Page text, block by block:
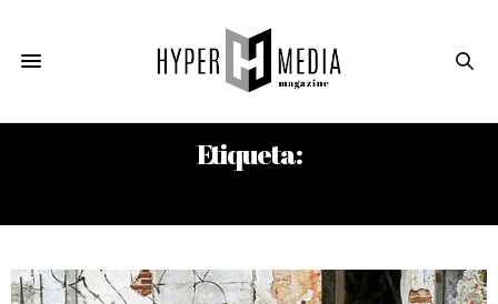
Etiqueta: